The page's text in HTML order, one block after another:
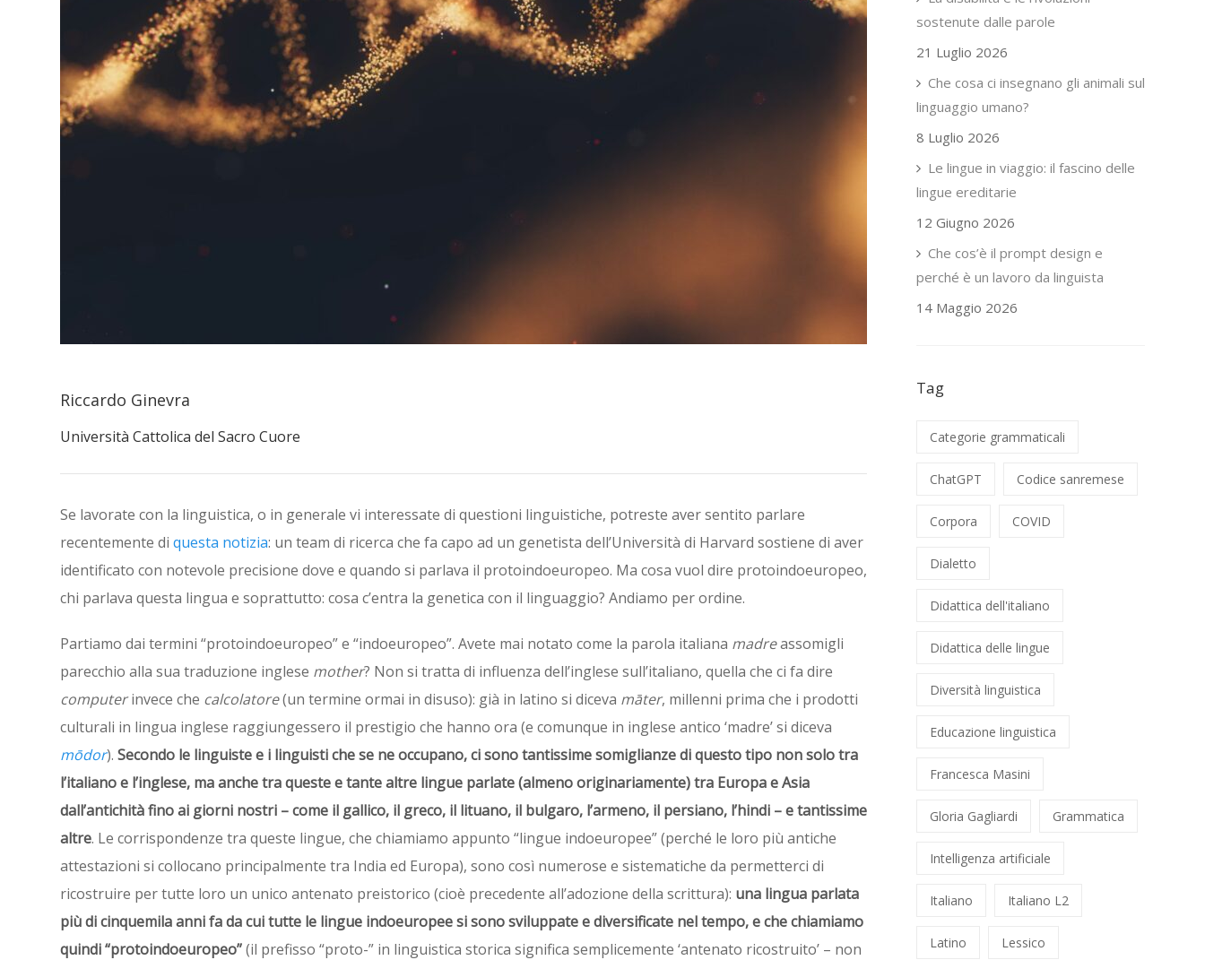
Riccardo Ginevra
Università Cattolica del Sacro Cuore
Se lavorate con la linguistica, o in generale vi interessate di questioni linguistiche, potreste aver sentito parlare
recentemente di questa notizia: un team di ricerca che fa capo ad un genetista dell’Università di Harvard sostiene di aver
identificato con notevole precisione dove e quando si parlava il protoindoeuropeo. Ma cosa vuol dire protoindoeuropeo,
chi parlava questa lingua e soprattutto: cosa c’entra la genetica con il linguaggio? Andiamo per ordine.
Partiamo dai termini “protoindoeuropeo” e “indoeuropeo”. Avete mai notato come la parola italiana madreassomigli
parecchio alla sua traduzione inglese mother? Non si tratta di influenza dell’inglese sull’italiano, quella che ci fa dire
computerinvece che calcolatore(un termine ormai in disuso): già in latino si diceva māter, millenni prima che i prodotti
culturali in lingua inglese raggiungessero il prestigio che hanno ora (e comunque in inglese antico ‘madre’ si diceva
mōdor). Secondo le linguiste e i linguisti che se ne occupano, ci sono tantissime somiglianze di questo tipo non solo tra
l’italiano e l’inglese, ma anche tra queste e tante altre lingue parlate (almeno originariamente) tra Europa e Asia
dall’antichità fino ai giorni nostri – come il gallico, il greco, il lituano, il bulgaro, l’armeno, il persiano, l’hindi – e tantissime
altre. Le corrispondenze tra queste lingue, che chiamiamo appunto “lingue indoeuropee” (perché le loro più antiche
attestazioni si collocano principalmente tra India ed Europa), sono così numerose e sistematiche da permetterci di
ricostruire per tutte loro un unico antenato preistorico (cioè precedente all’adozione della scrittura): una lingua parlata
più di cinquemila anni fa da cui tutte le lingue indoeuropee si sono sviluppate e diversificate nel tempo, e che chiamiamo
quindi “protoindoeuropeo”(il prefisso “proto-” in linguistica storica significa semplicemente ‘antenato ricostruito’ – non
sostenute dalle parole
21 Luglio 2026
Che cosa ci insegnano gli animali sul
linguaggio umano?
8 Luglio 2026
Le lingue in viaggio: il fascino delle
lingue ereditarie
12 Giugno 2026
Che cos’è il prompt design e
perché è un lavoro da linguista
14 Maggio 2026
Tag
Categorie grammaticali
ChatGPT Codice sanremese
Corpora COVID
Dialetto
Didattica dell'italiano
Didattica delle lingue
Diversità linguistica
Educazione linguistica
Francesca Masini
Gloria Gagliardi Grammatica
Intelligenza artificiale
Italiano Italiano L2
Latino Lessico